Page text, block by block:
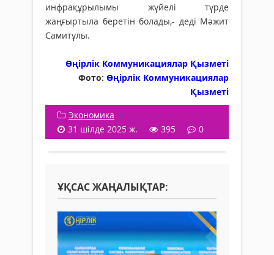
инфрақұрылымы жүйелі түрде
жаңғыртыла беретін болады,- деді Мәжит
Самитұлы.
Өңірлік Коммуникациялар Қызметі
Фото: Өңірлік Коммуникациялар
Қызметі
Экономика
31 шілде 2025 ж.
395 0
ҰҚСАС ЖАҢАЛЫҚТАР: